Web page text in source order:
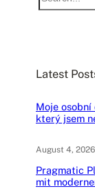
e
h
Latest
Moje osobní
který jsem
August 4, 2026
Pragmatic
mit